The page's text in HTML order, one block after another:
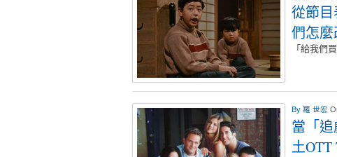
從節
們怎
「給我們
By 羅 世宏
當「
土